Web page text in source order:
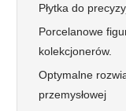
Płytka do
Porcelanowe
kolekcjonerów.
Optymalne
przemysłowej